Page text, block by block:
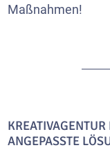
Maßnahmen!
ANGEPASSTE